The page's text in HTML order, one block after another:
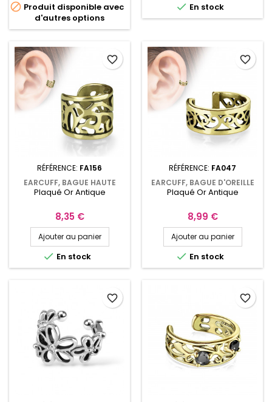
 Produit disponible avec
d'autres options
 En stock
RÉFÉRENCE: FA156
EARCUFF, BAGUE HAUTE
D'OREILLE AVEC FILIGRANE
Plaqué Or Antique
Prix
8,35 €
Ajouter au panier
 En stock
favorite_border
RÉFÉRENCE: FA047
EARCUFF, BAGUE D'OREILLE
AVEC FILIGRANE OR
Plaqué Or Antique
Prix
8,99 €
Ajouter au panier
 En stock
favorite_border
favorite_border favorite_border